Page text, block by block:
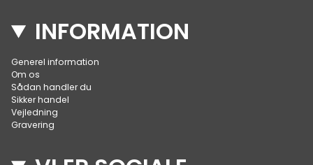
INFORMATION
Generel information
Om os
Sådan handler du
Sikker handel
Vejledning
Gravering